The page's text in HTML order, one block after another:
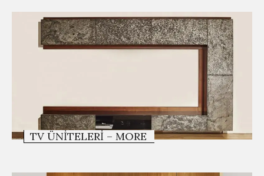
TV ÜNITELERI – MORE